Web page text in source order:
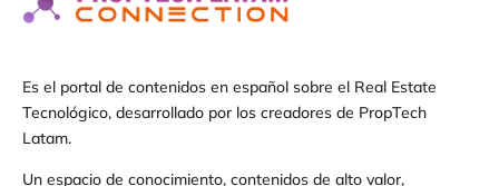
Es el portal de contenidos en español sobre el Real Estate
Tecnológico, desarrollado por los creadores de PropTech
Latam.
Un espacio de conocimiento, contenidos de alto valor,